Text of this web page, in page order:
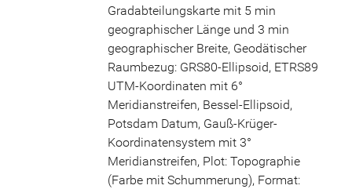
Gradabteilungskarte mit 5 min
geographischer Länge und 3 min
geographischer Breite, Geodätischer
Raumbezug: GRS80-Ellipsoid, ETRS89
UTM-Koordinaten mit 6°
Meridianstreifen, Bessel-Ellipsoid,
Potsdam Datum, Gauß-Krüger-
Koordinatensystem mit 3°
Meridianstreifen, Plot: Topographie
(Farbe mit Schummerung), Format: